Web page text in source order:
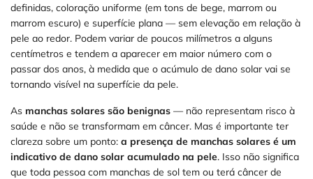
definidas, coloração uniforme (em tons de bege, marrom ou
marrom escuro) e superfície plana — sem elevação em relação à
pele ao redor. Podem variar de poucos milímetros a alguns
centímetros e tendem a aparecer em maior número com o
passar dos anos, à medida que o acúmulo de dano solar vai se
tornando visível na superfície da pele.
As manchas solares são benignas — não representam risco à
saúde e não se transformam em câncer. Mas é importante ter
clareza sobre um ponto: a presença de manchas solares é um
indicativo de dano solar acumulado na pele. Isso não significa
que toda pessoa com manchas de sol tem ou terá câncer de